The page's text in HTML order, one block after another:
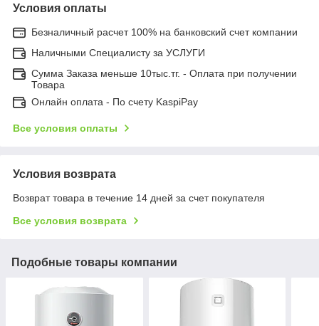
Условия оплаты
Безналичный расчет 100% на банковский счет компании
Наличными Специалисту за УСЛУГИ
Сумма Заказа меньше 10тыс.тг. - Оплата при получении
Товара
Онлайн оплата - По счету KaspiPay
Все условия оплаты
Условия возврата
Возврат товара в течение 14 дней за счет покупателя
Все условия возврата
Подобные товары компании